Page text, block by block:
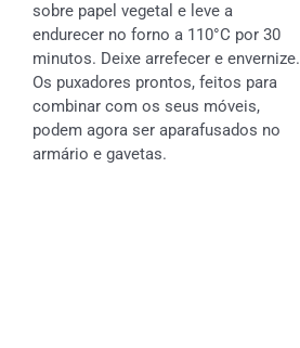
sobre papel vegetal e leve a
endurecer no forno a 110°C por 30
minutos. Deixe arrefecer e envernize.
Os puxadores prontos, feitos para
combinar com os seus móveis,
podem agora ser aparafusados no
armário e gavetas.